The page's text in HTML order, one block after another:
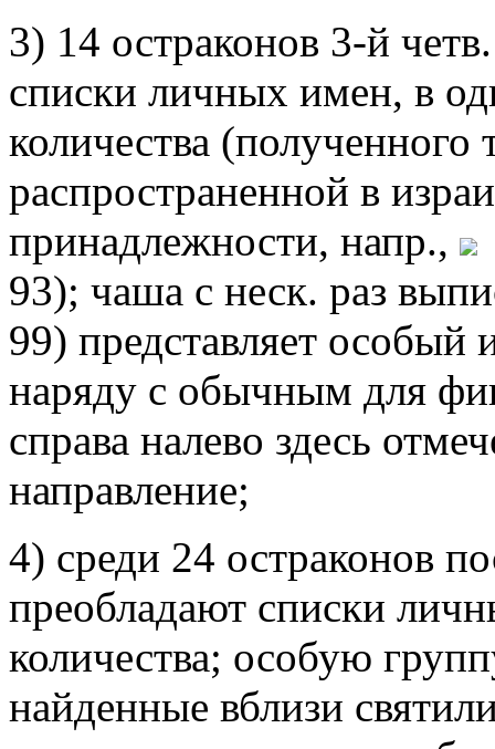
3) 14 остраконов 3-й
списки личных имен, в
количества
распространенной в
принадлежности, напр.,
93); чаша с неск. раз
99) представляет особый
наряду с обычным для
справа налево здесь
направление;
4) среди 24 остраконов
преобладают списки
количества; особую
найденные вблизи